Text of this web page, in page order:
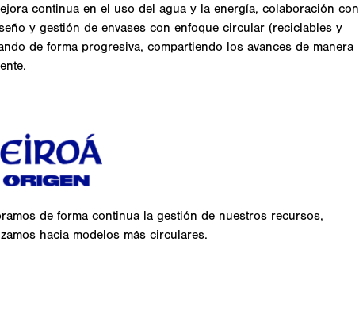
continua en el uso del agua y la energía, colaboración con
y gestión de envases con enfoque circular (reciclables y
de forma progresiva, compartiendo los avances de manera
de forma continua la gestión de nuestros recursos,
hacia modelos más circulares.